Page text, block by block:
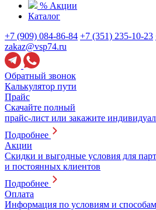
% Акции
Каталог
+7 (909) 084-86-84 +7 (351) 235-10-23
zakaz@vsp74.ru
Обратный звонок
Калькулятор пути
Прайс
Скачайте полный
прайс-лист или закажите
Подробнее
Акции
Скидки и выгодные условия для
и постоянных клиентов
Подробнее
Оплата
Информация по условиям и